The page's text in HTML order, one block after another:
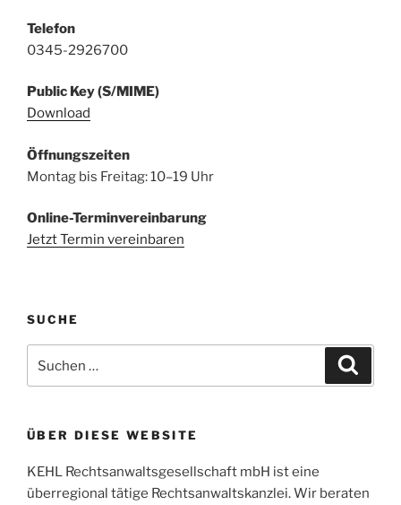
Telefon
0345-2926700
Public Key (S/MIME)
Download
Öffnungszeiten
Montag bis Freitag: 10–19 Uhr
Online-Terminvereinbarung
Jetzt Termin vereinbaren
SUCHE
nach:
ÜBER DIESE WEBSITE
KEHL Rechtsanwaltsgesellschaft mbH ist eine
überregional tätige Rechtsanwaltskanzlei. Wir beraten